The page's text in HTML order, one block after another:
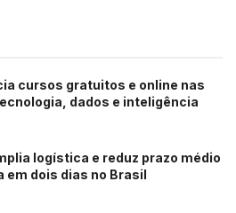
cursos gratuitos e online nas
dados e inteligência
logística e reduz prazo médio
em dois dias no Brasil